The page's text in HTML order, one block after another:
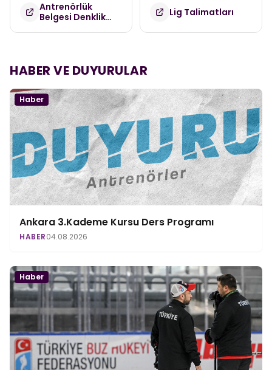
Antrenörlük
Belgesi Denklik
Lig Talimatları
HABER VE DUYURULAR
Haber
Ankara 3.Kademe Kursu Ders Programı
HABER04.08.2026
Haber